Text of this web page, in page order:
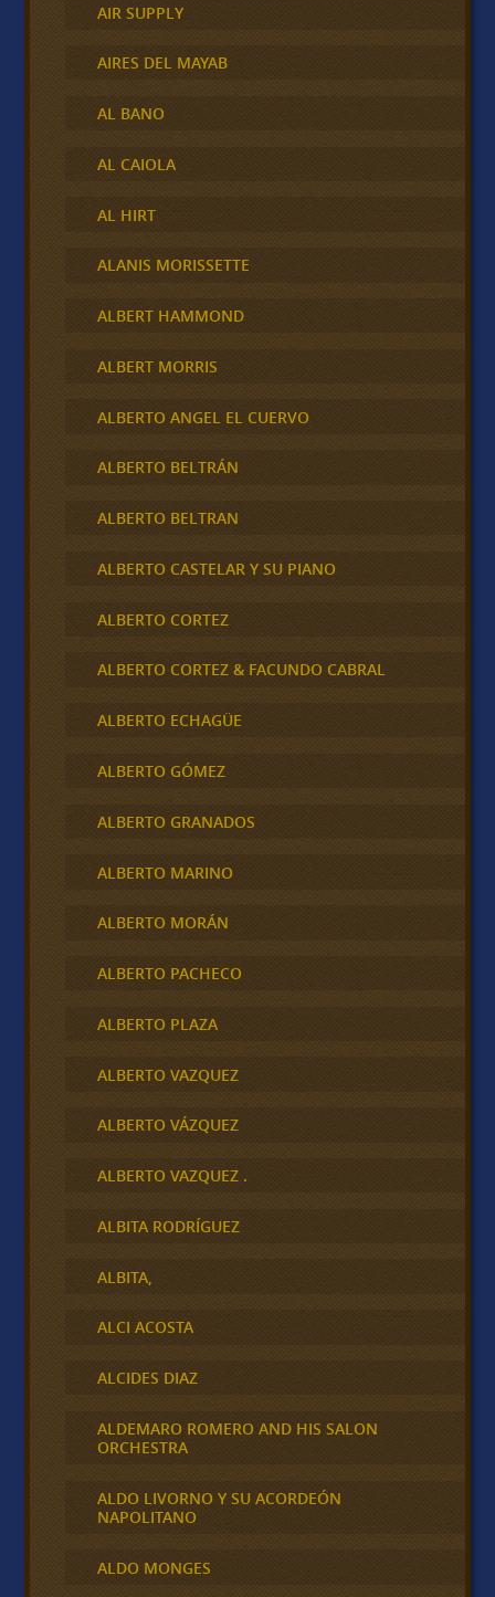
AIR SUPPLY
AIRES DEL MAYAB
AL BANO
AL CAIOLA
AL HIRT
ALANIS MORISSETTE
ALBERT HAMMOND
ALBERT MORRIS
ALBERTO ANGEL EL CUERVO
ALBERTO BELTRÁN
ALBERTO BELTRAN
ALBERTO CASTELAR Y SU PIANO
ALBERTO CORTEZ
ALBERTO CORTEZ & FACUNDO CABRAL
ALBERTO ECHAGÜE
ALBERTO GÓMEZ
ALBERTO GRANADOS
ALBERTO MARINO
ALBERTO MORÁN
ALBERTO PACHECO
ALBERTO PLAZA
ALBERTO VAZQUEZ
ALBERTO VÁZQUEZ
ALBERTO VAZQUEZ .
ALBITA RODRÍGUEZ
ALBITA,
ALCI ACOSTA
ALCIDES DIAZ
ALDEMARO ROMERO AND HIS SALON
ORCHESTRA
ALDO LIVORNO Y SU ACORDEÓN
NAPOLITANO
ALDO MONGES